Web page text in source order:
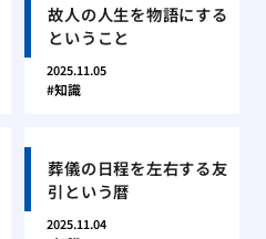
故人の人生を物語にする
ということ
2025.11.05
知識
葬儀の日程を左右する友
引という暦
2025.11.04